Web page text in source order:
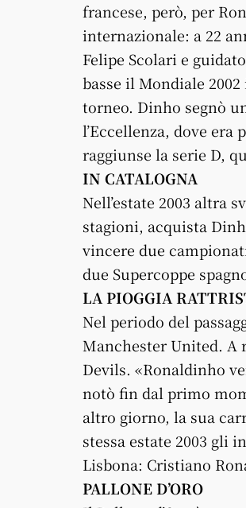
francese, però, per
internazionale: a 22
Felipe Scolari e
basse il Mondiale
torneo. Dinho segnò
l’Eccellenza, dove
raggiunse la serie D,
IN CATALOGNA
Nell’estate 2003 altra
stagioni, acquista
vincere due
due Supercoppe
LA PIOGGIA
Nel periodo del
Manchester United. A
Devils. «Ronaldinho
notò fin dal primo
altro giorno, la sua
stessa estate 2003 gli
Lisbona: Cristiano
PALLONE D’ORO